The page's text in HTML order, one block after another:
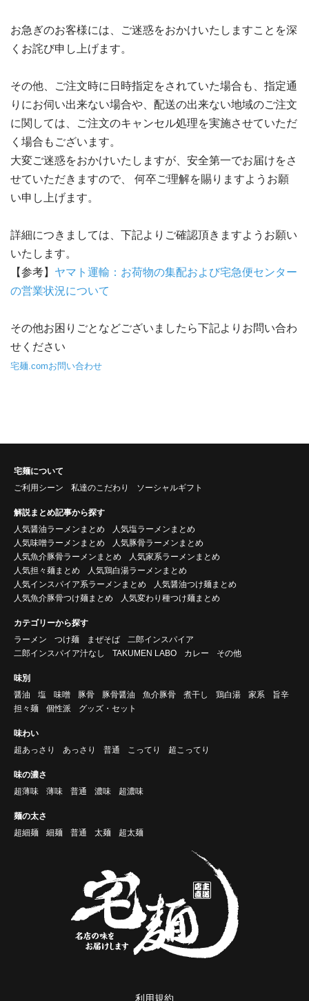
お急ぎのお客様には、ご迷惑をおかけいたしますことを深
くお詫び申し上げます。
その他、ご注文時に日時指定をされていた場合も、指定通
りにお伺い出来ない場合や、配送の出来ない地域のご注文
に関しては、ご注文のキャンセル処理を実施させていただ
く場合もございます。
大変ご迷惑をおかけいたしますが、安全第一でお届けをさ
せていただきますので、 何卒ご理解を賜りますようお願
い申し上げます。
詳細につきましては、下記よりご確認頂きますようお願い
いたします。
【参考】 ヤマト運輸：お荷物の集配および宅急便センター
の営業状況について
その他お困りごとなどございましたら下記よりお問い合わ
せください
宅麺.comお問い合わせ
宅麺について
ご利用シーン
私達のこだわり ソーシャルギフト
解説まとめ記事から探す
人気醤油ラーメンまとめ
人気塩ラーメンまとめ
人気味噌ラーメンまとめ
人気豚骨ラーメンまとめ
人気魚介豚骨ラーメンまとめ
人気家系ラーメンまとめ
人気担々麺まとめ
人気鶏白湯ラーメンまとめ
人気インスパイア系ラーメンまとめ
人気醤油つけ麺まとめ
人気魚介豚骨つけ麺まとめ
人気変わり種つけ麺まとめ
カテゴリーから探す
ラーメン
つけ麺 まぜそば
二郎インスパイア
二郎インスパイア汁なし
TAKUMEN LABO カレー その他
味別
醤油
塩 味噌 豚骨 豚骨醤油 魚介豚骨 煮干し 鶏白湯 家系
旨辛
担々麺
個性派 グッズ・セット
味わい
超あっさり
あっさり 普通 こってり 超こってり
味の濃さ
超薄味
薄味 普通 濃味 超濃味
麺の太さ
超細麺
細麺 普通 太麺 超太麺
利用規約